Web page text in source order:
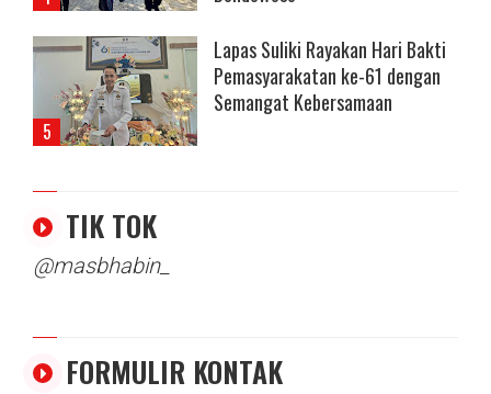
Lapas Suliki Rayakan Hari Bakti
Pemasyarakatan ke-61 dengan
Semangat Kebersamaan
TIK TOK
@masbhabin_
FORMULIR KONTAK